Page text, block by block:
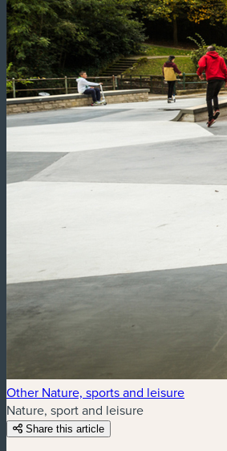
Other Nature, sports and leisure
Nature, sport and leisure
Share this article